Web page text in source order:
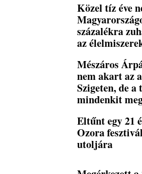
Közel tíz éve
százalékra
az
Mészáros
nem akart az
Szigeten, de a
mindenkit
Eltűnt egy 21
Ozora
utoljára